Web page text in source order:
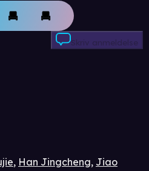
Skriv anmeldelse
, Han Jingcheng, Jiao